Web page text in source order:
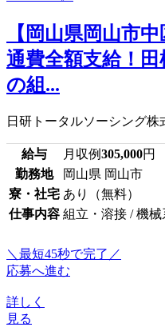
【岡山県岡山市
通費全額支給！
の組...
日研トータルソーシング株
給与 月収例305,000円
勤務地
岡山県 岡山市
寮・社宅 あり（無料）
仕事内容 組立・溶接 / 機械
＼最短45秒で完了／
応募へ進む
詳しく
見る